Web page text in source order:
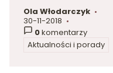
autor:
Ola Włodarczyk
dodano:
30-11-2018
0komentarzy
w kategorii
Aktualności i porady